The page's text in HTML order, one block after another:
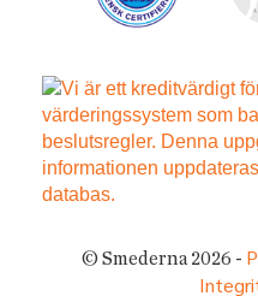
© Smederna 2026 -